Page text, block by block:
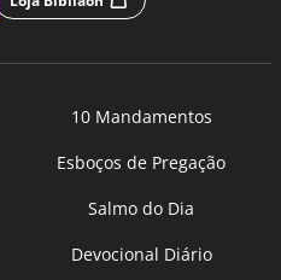
10 Mandamentos
Esboços de Pregação
Salmo do Dia
Devocional Diário